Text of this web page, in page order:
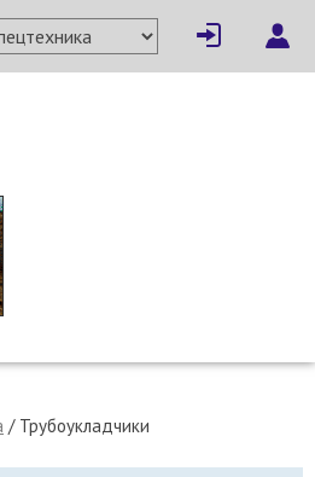
/ Трубоукладчики